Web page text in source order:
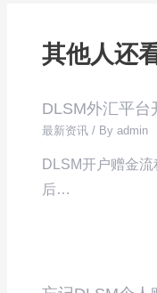
其他人还
DLSM外汇平台
最新资讯 / Byadmin
DLSM开户赠金
后…